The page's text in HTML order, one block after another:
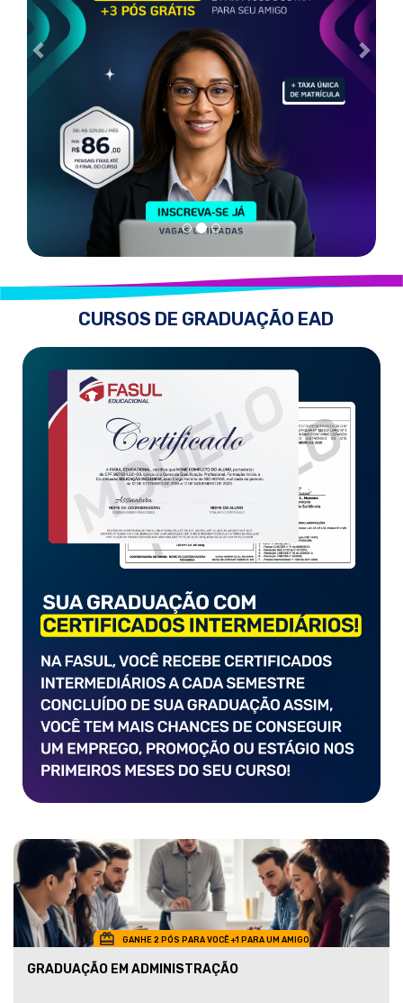
CURSOS DE GRADUAÇÃO EAD
GANHE 2 PÓS PARA VOCÊ +1 PARA UM AMIGO
GRADUAÇÃO EM ADMINISTRAÇÃO